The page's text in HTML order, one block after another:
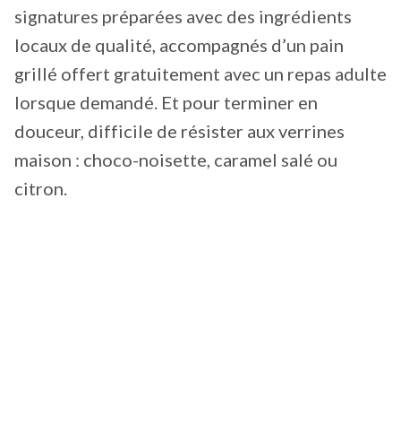
signatures préparées avec des ingrédients
locaux de qualité, accompagnés d’un pain
grillé offert gratuitement avec un repas adulte
lorsque demandé. Et pour terminer en
douceur, difficile de résister aux verrines
maison : choco-noisette, caramel salé ou
citron.